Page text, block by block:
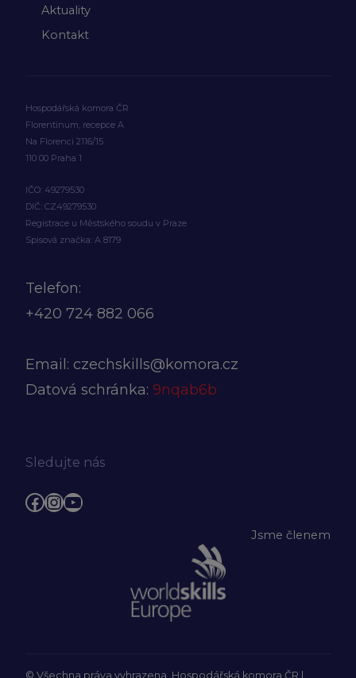
Aktuality
Kontakt
Hospodářská komora ČR
Florentinum, recepce A
Na Florenci 2116/15
110 00 Praha 1
IČO: 49279530
DIČ: CZ49279530
Registrace u Městského soudu v Praze
Spisová značka: A 8179
Telefon:
+420 724 882 066
Email: czechskills@komora.cz
Datová schránka: 9nqab6b
Sledujte nás
Facebook
Instagram
YouTube
Jsme členem
© Všechna práva vyhrazena, Hospodářská komora ČR |